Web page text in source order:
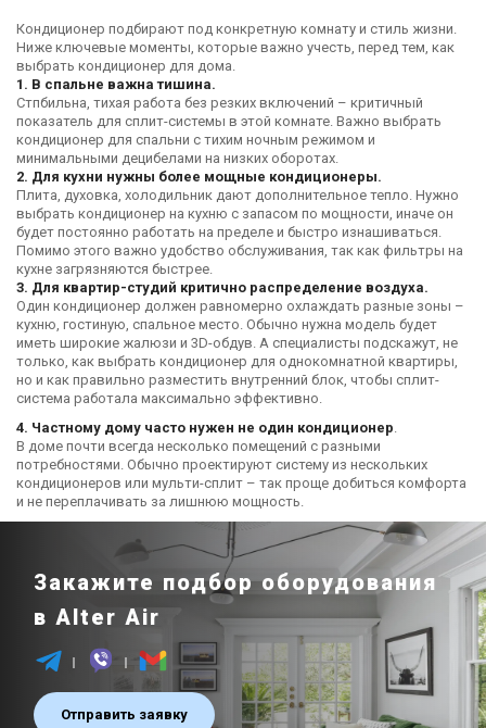
Кондиционер подбирают под конкретную комнату и стиль жизни.
Ниже ключевые моменты, которые важно учесть, перед тем, как
выбрать кондиционер для дома.
1. В спальне важна тишина.
Стпбильна, тихая работа без резких включений – критичный
показатель для сплит-системы в этой комнате. Важно выбрать
кондиционер для спальни с тихим ночным режимом и
минимальными децибелами на низких оборотах.
2. Для кухни нужны более мощные кондиционеры.
Плита, духовка, холодильник дают дополнительное тепло. Нужно
выбрать кондиционер на кухню с запасом по мощности, иначе он
будет постоянно работать на пределе и быстро изнашиваться.
Помимо этого важно удобство обслуживания, так как фильтры на
кухне загрязняются быстрее.
3. Для квартир-студий критично распределение воздуха.
Один кондиционер должен равномерно охлаждать разные зоны –
кухню, гостиную, спальное место. Обычно нужна модель будет
иметь широкие жалюзи и 3D-обдув. А специалисты подскажут, не
только, как выбрать кондиционер для однокомнатной квартиры,
но и как правильно разместить внутренний блок, чтобы сплит-
система работала максимально эффективно.
4. Частному дому часто нужен не один кондиционер
В доме почти всегда несколько помещений с разными
потребностями. Обычно проектируют систему из нескольких
кондиционеров или мульти-сплит – так проще добиться комфорта
и не переплачивать за лишнюю мощность.
Закажите подбор оборудования
в Alter Air
Отправить заявку